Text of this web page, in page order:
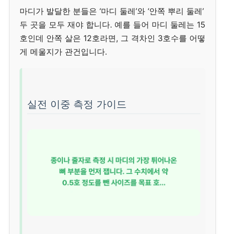
마디가 발달한 분들은 ‘마디 둘레’와 ‘안쪽 뿌리 둘레’
두 곳을 모두 재야 합니다. 예를 들어 마디 둘레는 15
호인데 안쪽 살은 12호라면, 그 격차인 3호수를 어떻
게 메울지가 관건입니다.
실전 이중 측정 가이드